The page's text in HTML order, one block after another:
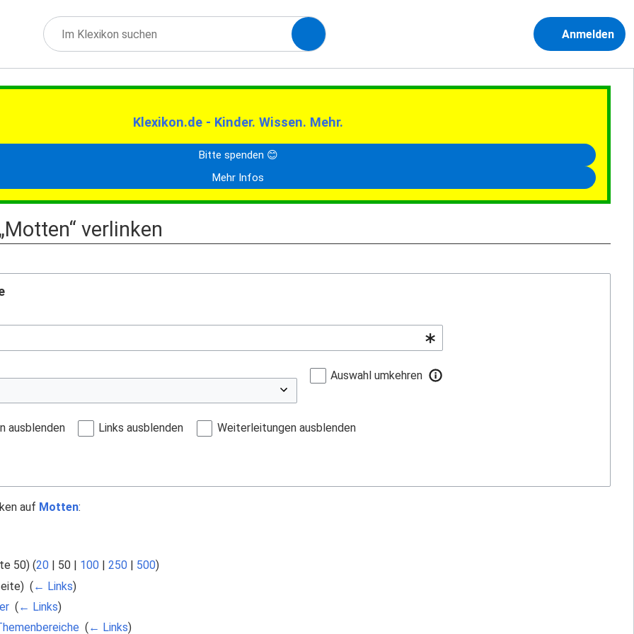
Anmelden
Klexikon.de - Kinder. Wissen. Mehr.
Bitte spenden 😊
Mehr Infos
verlinken
Auswahl umkehren
ausblenden Links ausblenden Weiterleitungen ausblenden
auf Motten:
50) (20 | 50 | 100 | 250 | 500)
(← Links)
‎( ← Links)
‎( ← Links)